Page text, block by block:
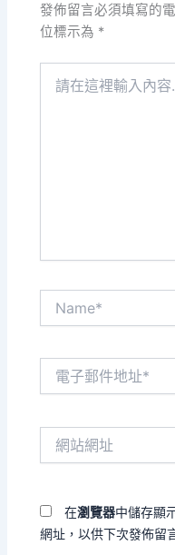
發佈留言必須填寫的
位標示為 *
在瀏覽器中儲存顯
網址，以供下次發佈留